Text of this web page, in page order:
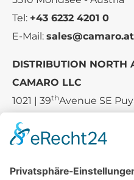
Tel: +43 6232 4201 0
E-Mail: sales@camaro.at
DISTRIBUTION NORTH
CAMARO LLC
1021 | 39thAvenue SE
Tel.:+1 253-867-57 35